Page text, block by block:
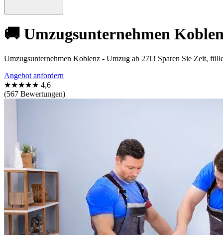
🚚 Umzugsunternehmen
Umzugsunternehmen Koblenz - Umzug ab 27€! Sparen Sie Zeit,
Angebot anfordern
★★★★★ 4,6
(567 Bewertungen)